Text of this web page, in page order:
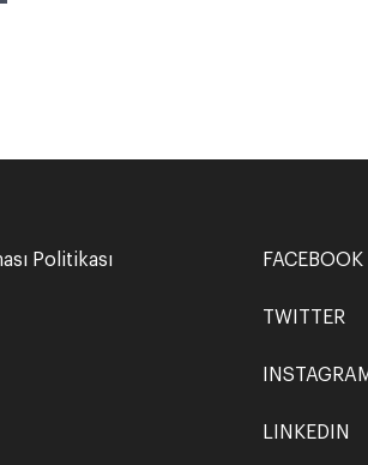
Politikası FACEBOOK
TWITTER
LINKEDIN